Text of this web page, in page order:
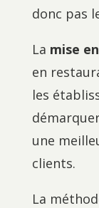
donc pas
La mise
en
les
une
clients.
La